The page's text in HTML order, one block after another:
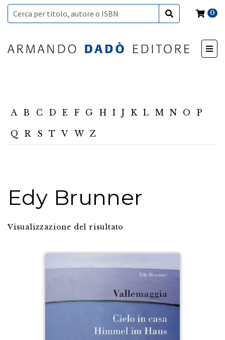
0
A B C D E F G H I J K L M N O P
Q R S T V W Z
Edy Brunner
Visualizzazione del risultato